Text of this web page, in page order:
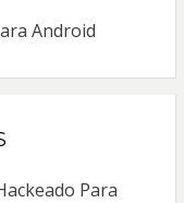
Android
Para